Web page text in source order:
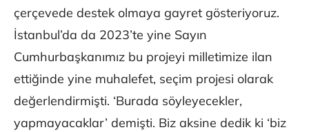
çerçevede destek olmaya gayret gösteriyoruz.
İstanbul’da da 2023’te yine Sayın
Cumhurbaşkanımız bu projeyi milletimize ilan
ettiğinde yine muhalefet, seçim projesi olarak
değerlendirmişti. ‘Burada söyleyecekler,
yapmayacaklar’ demişti. Biz aksine dedik ki ‘biz